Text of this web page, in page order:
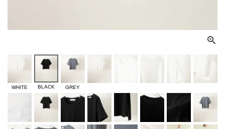
WHITE BLACK GREY